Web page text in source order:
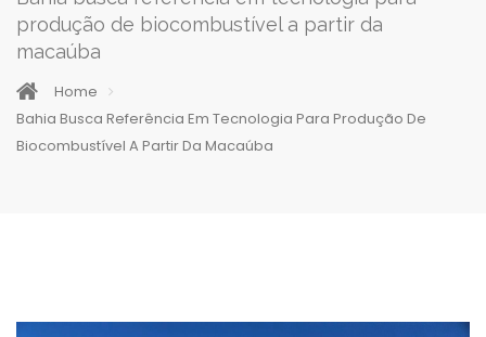
produção de biocombustível a partir da
macaúba
Home
Bahia Busca Referência Em Tecnologia Para Produção De
Biocombustível A Partir Da Macaúba